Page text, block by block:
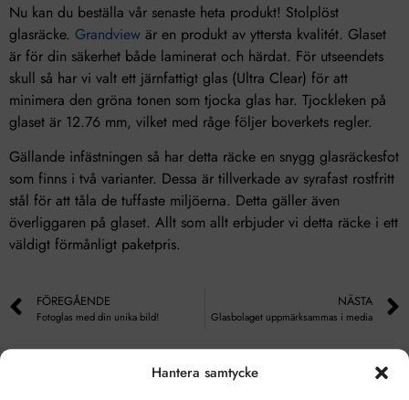
Hantera samtycke
Nu kan du beställa vår senaste heta produkt! Stolplöst
glasräcke. Grandview är en produkt av yttersta kvalitét. Glaset
är för din säkerhet både laminerat och härdat. För utseendets
skull så har vi valt ett järnfattigt glas (Ultra Clear) för att
minimera den gröna tonen som tjocka glas har. Tjockleken på
glaset är 12.76 mm, vilket med råge följer boverkets regler.
Gällande infästningen så har detta räcke en snygg glasräckesfot
som finns i två varianter. Dessa är tillverkade av syrafast rostfritt
stål för att tåla de tuffaste miljöerna. Detta gäller även
överliggaren på glaset. Allt som allt erbjuder vi detta räcke i ett
väldigt förmånligt paketpris.
FÖREGÅENDE
Fotoglas med din unika bild!
NÄSTA
Glasbolaget uppmärksammas i media